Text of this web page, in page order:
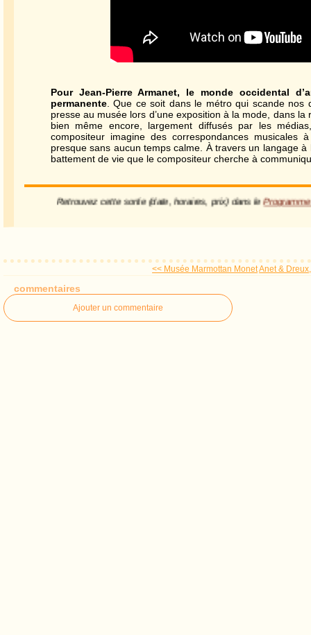
Pour Jean-Pierre Armanet, le monde occidental
permanente. Que ce soit dans le métro qui scande nos
presse au musée lors d’une exposition à la mode, dans
bien même encore, largement diffusés par les
compositeur imagine des correspondances musicales
presque sans aucun temps calme. À travers un langage
battement de vie que le compositeur cherche à
Retrouvez cette sortie (date, horaires, prix) dans le
<< Musée Marmottan MonetAnet &
commentaires
Ajouter un commentaire